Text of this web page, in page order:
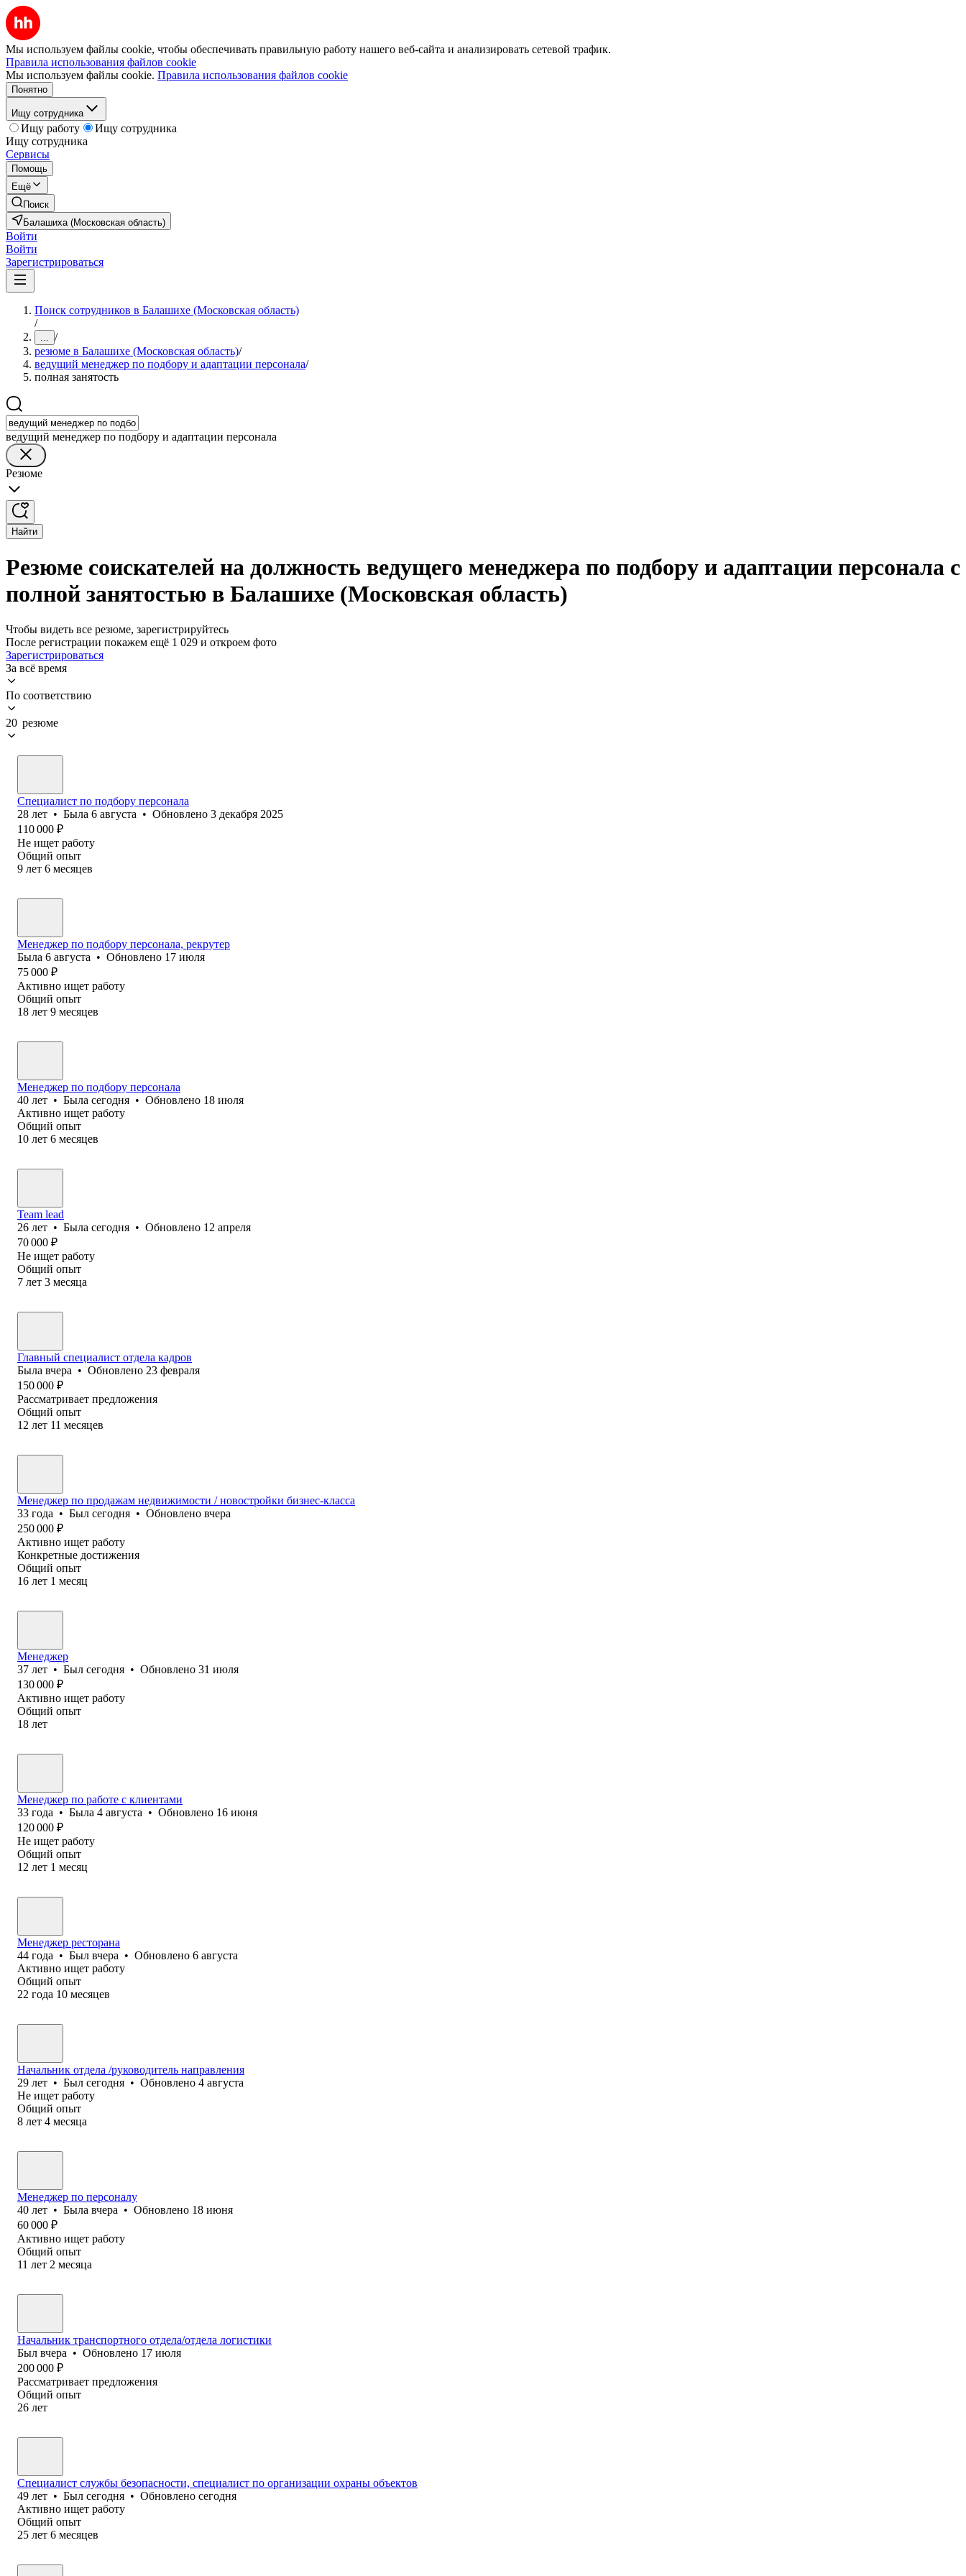
Мы используем файлы cookie, чтобы обеспечивать правильную работу нашего веб-сайта и анализировать сетевой трафик.
Правила использования файлов cookie
Мы используем файлы cookie. Правила использования файлов cookie
Понятно
Ищу сотрудника
Ищу работу
Ищу сотрудника
Ищу сотрудника
Сервисы
Помощь
Ещё
Поиск
Балашиха (Московская область)
Войти
Войти
Зарегистрироваться
Поиск сотрудников в Балашихе (Московская область)
/
... /
резюме в Балашихе (Московская область)/
ведущий менеджер по подбору и адаптации персонала/
полная занятость
ведущий менеджер по подбору и адаптации персонала
Резюме
Найти
Резюме соискателей на должность ведущего менеджера по подбору и адаптации персонала с
полной занятостью в Балашихе (Московская область)
Чтобы видеть все резюме, зарегистрируйтесь
После регистрации покажем ещё 1 029 и откроем фото
Зарегистрироваться
За всё время
По соответствию
20 резюме
Специалист по подбору персонала
28 лет • Была 6 августа • Обновлено 3 декабря 2025
110 000 ₽
Не ищет работу
Общий опыт
9 лет 6 месяцев
Менеджер по подбору персонала, рекрутер
Была 6 августа • Обновлено 17 июля
75 000 ₽
Активно ищет работу
Общий опыт
18 лет 9 месяцев
Менеджер по подбору персонала
40 лет • Была сегодня • Обновлено 18 июля
Активно ищет работу
Общий опыт
10 лет 6 месяцев
Team lead
26 лет • Была сегодня • Обновлено 12 апреля
70 000 ₽
Не ищет работу
Общий опыт
7 лет 3 месяца
Главный специалист отдела кадров
Была вчера • Обновлено 23 февраля
150 000 ₽
Рассматривает предложения
Общий опыт
12 лет 11 месяцев
Менеджер по продажам недвижимости / новостройки бизнес-класса
33 года • Был сегодня • Обновлено вчера
250 000 ₽
Активно ищет работу
Конкретные достижения
Общий опыт
16 лет 1 месяц
Менеджер
37 лет • Был сегодня • Обновлено 31 июля
130 000 ₽
Активно ищет работу
Общий опыт
18 лет
Менеджер по работе с клиентами
33 года • Была 4 августа • Обновлено 16 июня
120 000 ₽
Не ищет работу
Общий опыт
12 лет 1 месяц
Менеджер ресторана
44 года • Был вчера • Обновлено 6 августа
Активно ищет работу
Общий опыт
22 года 10 месяцев
Начальник отдела /руководитель направления
29 лет • Был сегодня • Обновлено 4 августа
Не ищет работу
Общий опыт
8 лет 4 месяца
Менеджер по персоналу
40 лет • Была вчера • Обновлено 18 июня
60 000 ₽
Активно ищет работу
Общий опыт
11 лет 2 месяца
Начальник транспортного отдела/отдела логистики
Был вчера • Обновлено 17 июля
200 000 ₽
Рассматривает предложения
Общий опыт
26 лет
Специалист службы безопасности, специалист по организации охраны объектов
49 лет • Был сегодня • Обновлено сегодня
Активно ищет работу
Общий опыт
25 лет 6 месяцев